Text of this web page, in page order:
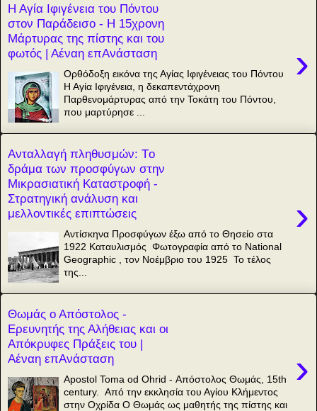
Η Αγία Ιφιγένεια του Πόντου
στον Παράδεισο - Η 15χρονη
Μάρτυρας της πίστης και του
φωτός | Αέναη επΑνάσταση
›
Ορθόδοξη εικόνα της Αγίας Ιφιγένειας του Πόντου
Η Αγία Ιφιγένεια, η δεκαπεντάχρονη
Παρθενομάρτυρας από την Τοκάτη του Πόντου,
που μαρτύρησε ...
Ανταλλαγή πληθυσμών: Tο
δράμα των προσφύγων στην
Μικρασιατική Καταστροφή -
Στρατηγική ανάλυση και
μελλοντικές επιπτώσεις
›
Αντίσκηνα Προσφύγων έξω από το Θησείο στα
1922 Καταυλισμός Φωτογραφία από το National
Geographic , τον Νοέμβριο του 1925 Το τέλος
της...
Θωμάς ο Απόστολος -
Ερευνητής της Αλήθειας και οι
Απόκρυφες Πράξεις του |
Αέναη επΑνάσταση
›
Apostol Toma od Ohrid - Απόστολος Θωμάς, 15th
century. Από την εκκλησία του Αγίου Κλήμεντος
στην Οχρίδα Ο Θωμάς ως μαθητής της πίστης και